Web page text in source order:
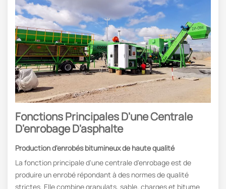
Fonctions Principales D'une Centrale
D'enrobage D'asphalte
Production d'enrobés bitumineux de haute qualité
La fonction principale d'une centrale d'enrobage est de
produire un enrobé répondant à des normes de qualité
strictes. Elle combine granulats, sable, charges et bitume